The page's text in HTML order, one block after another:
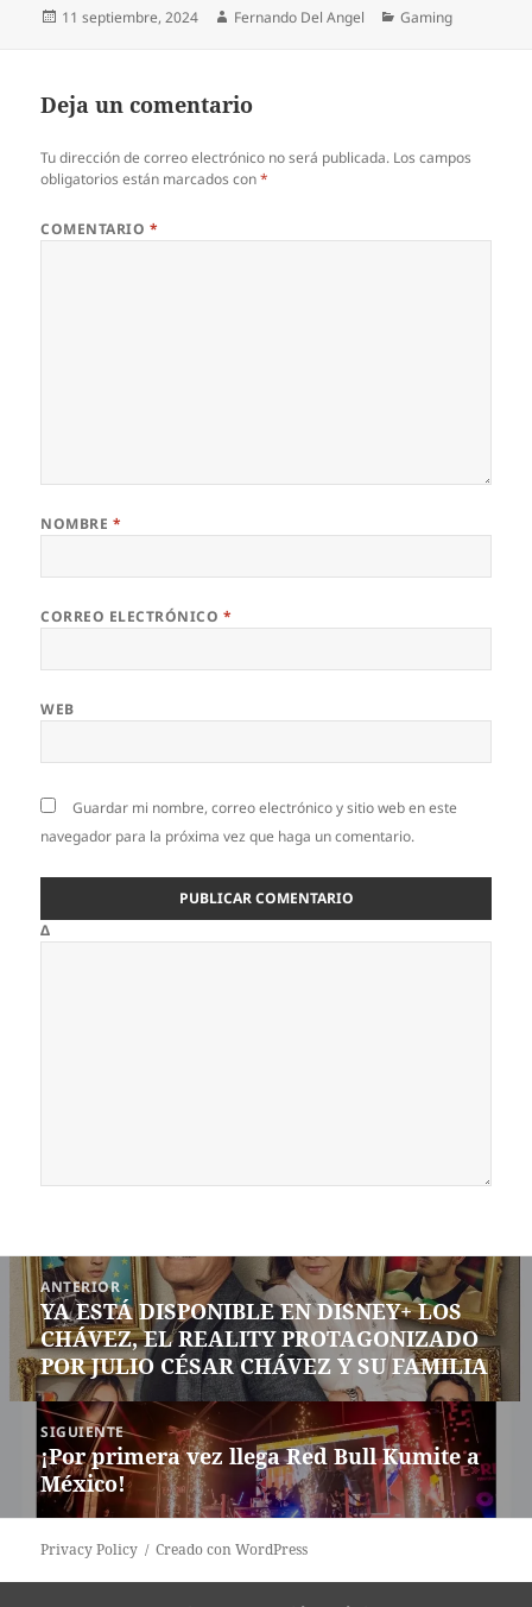
Publicado
11 septiembre, 2024 Autor
Fernando Del Angel Categorías
Gaming
Deja un comentario
Tu dirección de correo electrónico no será publicada. Los campos
obligatorios están marcados con*
COMENTARIO *
NOMBRE *
CORREO ELECTRÓNICO *
WEB
Guardar mi nombre, correo electrónico y sitio web en este
navegador para la próxima vez que haga un comentario.
Δ
Navegación
entradas
ANTERIOR
Entrada
anterior:
YA ESTÁ DISPONIBLE EN DISNEY+ LOS
CHÁVEZ, EL REALITY PROTAGONIZADO
POR JULIO CÉSAR CHÁVEZ Y SU FAMILIA
SIGUIENTE
Siguiente
entrada:
¡Por primera vez llega Red Bull Kumite a
México!
Privacy Policy Creado con WordPress